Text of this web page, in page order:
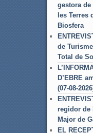
gestora de
les Terres
Biosfera
de
Total de
D’EBRE
(07-08-
regidor de
Major de
EL